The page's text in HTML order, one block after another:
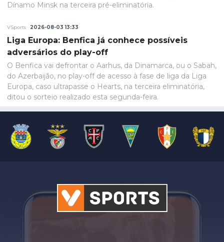
Dínamo Minsk na terceira pré-eliminatória.
VSports 2026-08-03 13:33
Liga Europa: Benfica já conhece possíveis
adversários do play-off
O Benfica vai defrontar o Aarhus, da Dinamarca, ou o Sabah,
do Azerbaijão, no play-off de acesso à fase de liga da Liga
Europa, caso ultrapasse o Hearts, na terceira eliminatória,
ditou o sorteio realizado esta segunda-feira.